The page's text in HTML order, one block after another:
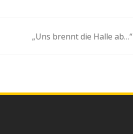
„Uns brennt die Halle ab…“